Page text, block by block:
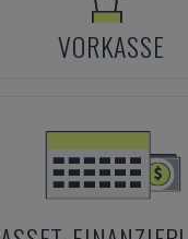
VORKASSE